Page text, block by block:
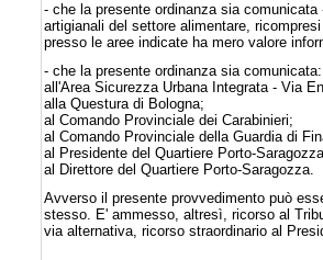
- che la presente ordinanza sia
artigianali del settore alimentare,
presso le aree indicate ha mero valore
- che la presente ordinanza sia comunicata:
all'Area Sicurezza Urbana Integrata - Via
alla Questura di Bologna;
al Comando Provinciale dei Carabinieri;
al Comando Provinciale della Guardia di
al Presidente del Quartiere Porto-
al Direttore del Quartiere Porto-Saragozza.
Avverso il presente provvedimento può
stesso. E' ammesso, altresì, ricorso al
via alternativa, ricorso straordinario al